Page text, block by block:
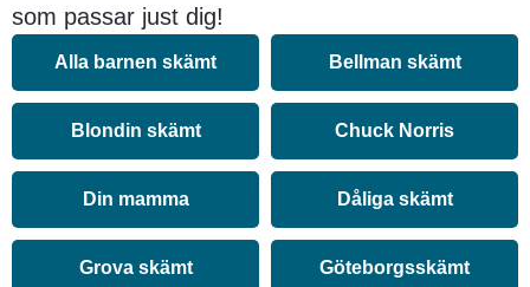
som passar just dig!
Alla barnen skämt Bellman skämt
Blondin skämt Chuck Norris
Din mamma Dåliga skämt
Grova skämt Göteborgsskämt